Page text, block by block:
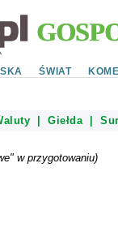
ŚWIAT
|Giełda|
w przygotowaniu)